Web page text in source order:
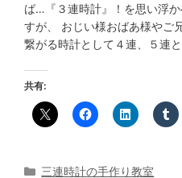
ば…『３連時計』！を思い浮
すが、 おじい様おばあ様やご
繋がる時計として４連、５連
共有:
カ
三連時計の手作り教室